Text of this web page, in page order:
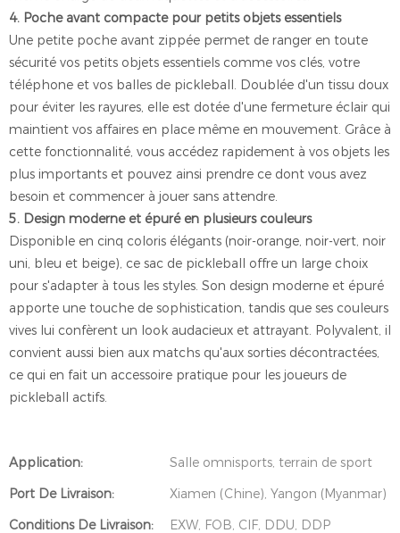
4. Poche avant compacte pour petits objets essentiels
Une petite poche avant zippée permet de ranger en toute
sécurité vos petits objets essentiels comme vos clés, votre
téléphone et vos balles de pickleball. Doublée d'un tissu doux
pour éviter les rayures, elle est dotée d'une fermeture éclair qui
maintient vos affaires en place même en mouvement. Grâce à
cette fonctionnalité, vous accédez rapidement à vos objets les
plus importants et pouvez ainsi prendre ce dont vous avez
besoin et commencer à jouer sans attendre.
5. Design moderne et épuré en plusieurs couleurs
Disponible en cinq coloris élégants (noir-orange, noir-vert, noir
uni, bleu et beige), ce sac de pickleball offre un large choix
pour s'adapter à tous les styles. Son design moderne et épuré
apporte une touche de sophistication, tandis que ses couleurs
vives lui confèrent un look audacieux et attrayant. Polyvalent, il
convient aussi bien aux matchs qu'aux sorties décontractées,
ce qui en fait un accessoire pratique pour les joueurs de
pickleball actifs.
Application:
Salle omnisports, terrain de sport
Port De Livraison:
Xiamen (Chine), Yangon (Myanmar)
Conditions De Livraison:
EXW, FOB, CIF, DDU, DDP